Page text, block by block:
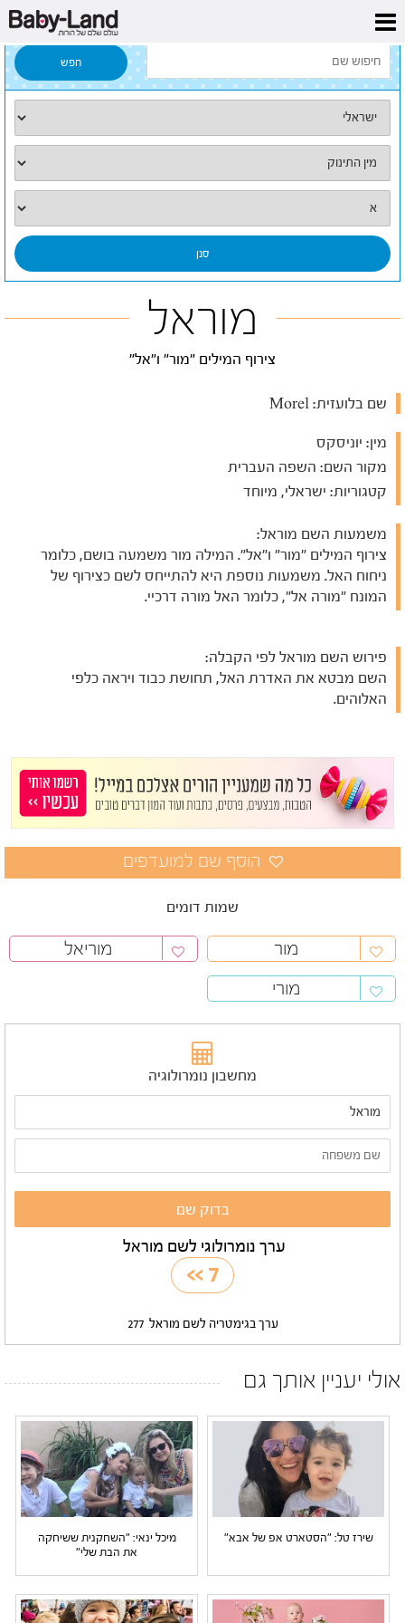
דף הבית
מוראל
צירוף המילים "מור" ו"אל"
שם בלועזית:
מין: יוניסקס
מקור השם: השפה העברית
קטגוריות: ישראלי, מיוחד
משמעות השם מוראל:
צירוף המילים "מור" ו"אל". המילה מור משמעה בושם, כלומר
ניחוח האל. משמעות נוספת היא להתייחס לשם כצירוף של
המונח "מורה אל", כלומר האל מורה דרכיי.
פירוש השם מוראל לפי הקבלה:
השם מבטא את האדרת האל, תחושת כבוד ויראה כלפי
האלוהים.
שמות דומים
מור
מוריאל
מורי
מחשבון נומרולוגיה
ערך נומרולוגי לשם מוראל
7
>>
ערך בגימטריה לשם מוראל 277
אולי יעניין אותך גם
שירז טל: "הסטארט אפ של אבא"
מיכל ינאי: "השחקנית ששיחקה
את הבת שלי"